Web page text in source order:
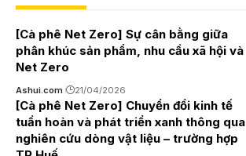
[Cà phê Net Zero] Sự cân bằng giữa
phân khúc sản phẩm, nhu cầu xã hội và
Net Zero
Ashui.com 21/04/2026
[Cà phê Net Zero] Chuyển đổi kinh tế
tuần hoàn và phát triển xanh thông qua
nghiên cứu dòng vật liệu – trường hợp